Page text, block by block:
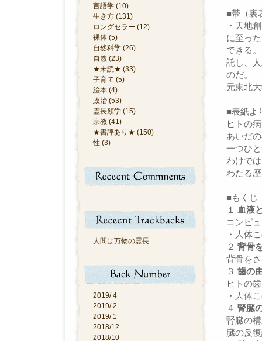
言語学 (10)
生き方 (131)
ロングセラー (12)
裸体 (5)
自然科学 (26)
自然 (23)
★未読★ (33)
子育て (5)
絵本 (4)
政治 (53)
霊長類学 (15)
宗教 (41)
★書評あり★ (150)
性 (3)
人間は万物の霊長
2019/ 4
2019/ 2
2019/ 1
2018/12
2018/10
■帯（裏
・天地
に至っ
できる
託し、
のだ。
元東北
■表紙よ
ヒトの
あいだ
一つひ
わけで
わたる
■もくじ
１
血液
コンピ
・人体
２ 背骨
背骨を
３ 歯の
ヒトの
・人体
４ 腎臓
腎臓の
臓の反